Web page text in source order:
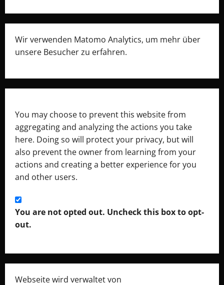
Wir verwenden Matomo Analytics, um mehr über
unsere Besucher zu erfahren.
You may choose to prevent this website from
aggregating and analyzing the actions you take
here. Doing so will protect your privacy, but will
also prevent the owner from learning from your
actions and creating a better experience for you
and other users.
You are not opted out. Uncheck this box to opt-
out.
Webseite wird verwaltet von